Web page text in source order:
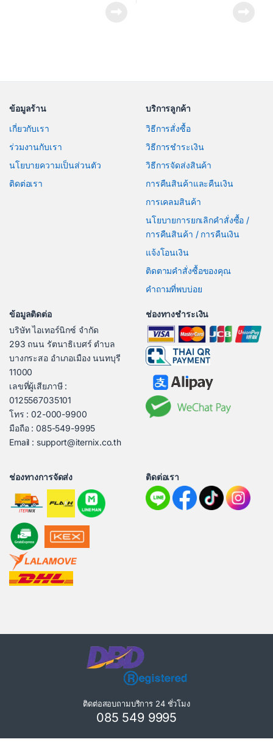
ข้อมูลร้าน
เกี่ยวกับเรา
ร่วมงานกับเรา
นโยบายความเป็นส่วนตัว
ติดต่อเรา
บริการลูกค้า
วิธีการสั่งซื้อ
วิธีการชำระเงิน
วิธีการจัดส่งสินค้า
การคืนสินค้าและคืนเงิน
การเคลมสินค้า
นโยบายการยกเลิกคำสั่งซื้อ /
การคืนสินค้า / การคืนเงิน
แจ้งโอนเงิน
ติดตามคำสั่งซื้อของคุณ
คำถามที่พบบ่อย
ข้อมูลติดต่อ
บริษัท ไอเทอร์นิกซ์ จำกัด
293 ถนน รัตนาธิเบศร์ ตำบล
บางกระสอ อำเภอเมือง นนทบุรี
11000
เลขที่ผู้เสียภาษี :
0125567035101
โทร : 02-000-9900
มือถือ : 085-549-9995
Email : support@iternix.co.th
ช่องทางชำระเงิน
ช่องทางการจัดส่ง ติดต่อเรา
ติดต่อสอบถามบริการ 24 ชั่วโมง
085 549 9995